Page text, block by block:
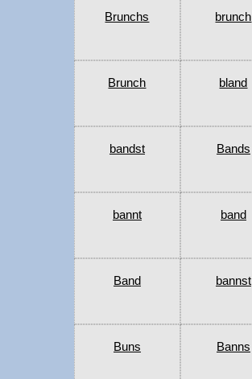
Brunchs brunch
Brunch bland
bandst Bands
bannt band
Band bannst
Buns Banns